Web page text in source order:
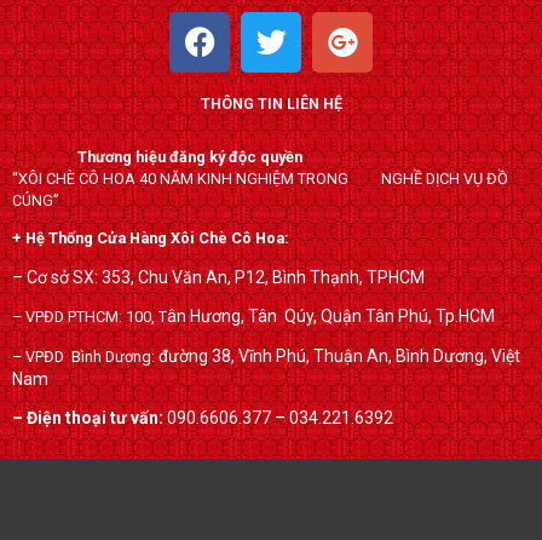
F
a
c
e
b
o
o
k
T
w
i
t
t
e
r
G
o
o
g
l
e
-
p
l
u
s
THÔNG TIN LIÊN HỆ
Thương hiệu đăng ký độc quyền
“XÔI CHÈ CÔ HOA 40 NĂM KINH NGHIỆM TRONG NGHỀ DỊCH VỤ ĐỒ
CÚNG”
+ Hệ Thống Cửa Hàng Xôi Chè Cô Hoa:
– Cơ sở SX: 353, Chu Văn An, P12, Bình Thạnh, TPHCM
– VPĐD PTHCM: 100, Tân Hương, Tân Qúy,Quận Tân Phú, Tp.HCM
– VPĐD Bình Dương:đường 38, Vĩnh Phú, Thuận An, Bình Dương, Việt
Nam
– Điện thoại tư vấn:090.6606.377 – 034.221.6392